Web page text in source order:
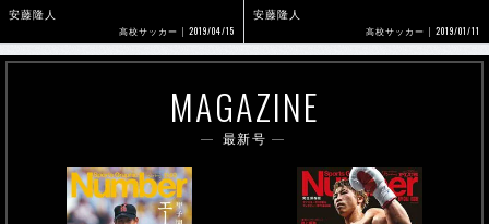
安藤隆人
高校サッカー 2019/04/15
安藤隆人
高校サッカー 2019/01/11
MAGAZINE
最新号